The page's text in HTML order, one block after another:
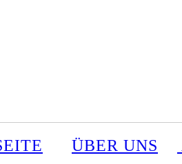
ÜBER UNS